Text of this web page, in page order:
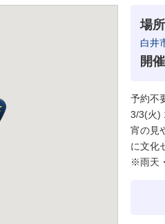
場所
白井
開
予約不
3/3(火)
宵の見
に文化
※雨天